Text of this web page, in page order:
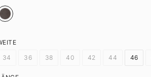
34
36 38 40 42 44 46